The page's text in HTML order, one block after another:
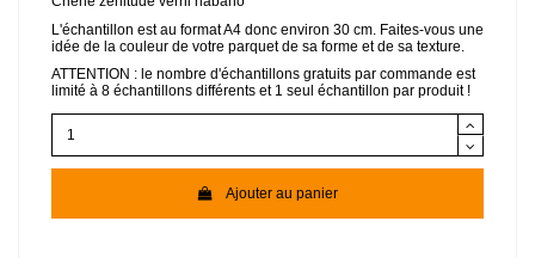
L'échantillon est au format A4 donc environ 30 cm. Faites-vous une
idée de la couleur de votre parquet de sa forme et de sa texture.
ATTENTION : le nombre d'échantillons gratuits par commande est
limité à 8 échantillons différents et 1 seul échantillon par produit !
Ajouter au panier